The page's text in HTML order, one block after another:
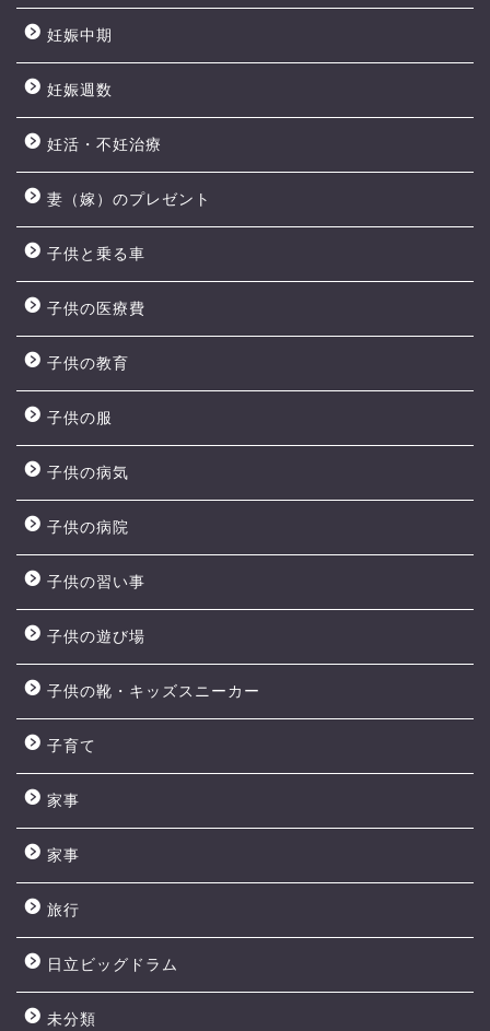
妊娠中期
妊娠週数
妊活・不妊治療
妻（嫁）のプレゼント
子供と乗る車
子供の医療費
子供の教育
子供の服
子供の病気
子供の病院
子供の習い事
子供の遊び場
子供の靴・キッズスニーカー
子育て
家事
家事
旅行
日立ビッグドラム
未分類